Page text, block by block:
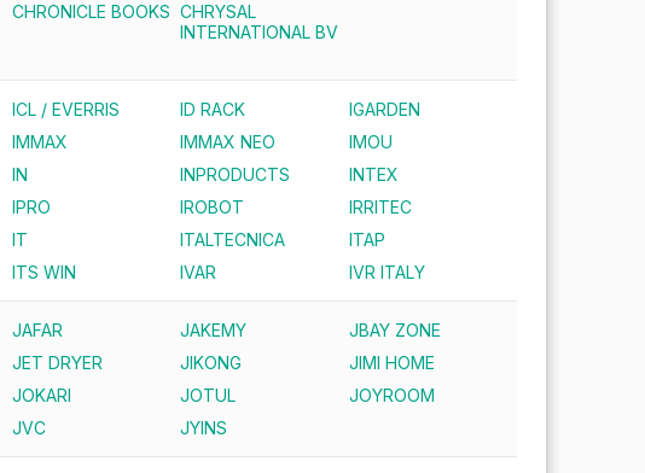
CHRONICLE BOOKS CHRYSAL
INTERNATIONAL BV
ICL / EVERRIS ID RACK
IGARDEN
IMMAX IMMAX NEO
IMOU
IN INPRODUCTS
INTEX
IPRO IROBOT
IRRITEC
IT ITALTECNICA
ITAP
ITS WIN IVAR IVR ITALY
JAFAR JAKEMY
JBAY ZONE
JET DRYER JIKONG
JIMI HOME
JOKARI JOTUL
JOYROOM
JVC JYINS